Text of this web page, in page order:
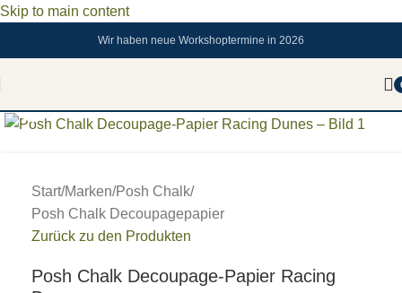
Skip to main content
Wir haben neue Workshoptermine in 2026
Start/Marken/Posh Chalk/
Posh Chalk Decoupagepapier
Zurück zu den Produkten
Posh Chalk Decoupage-Papier Racing